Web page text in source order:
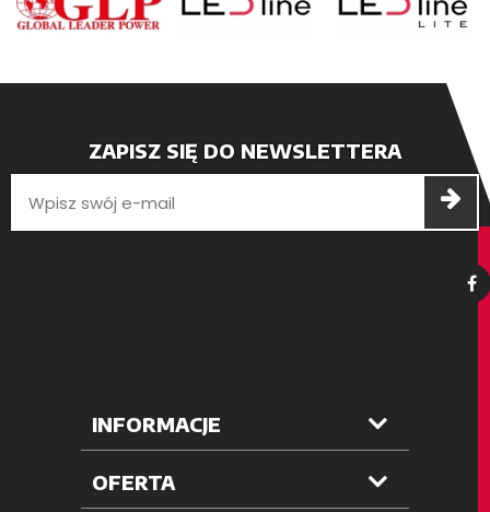
ZAPISZ SIĘ DO NEWSLETTERA
INFORMACJE
OFERTA